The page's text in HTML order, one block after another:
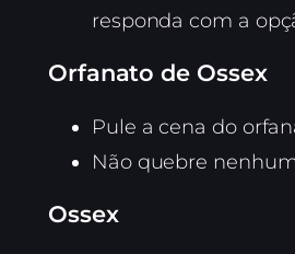
responda com a
Orfanato de Ossex
Pule a cena do
Não quebre
Ossex